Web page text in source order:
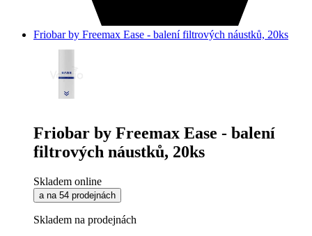
Friobar by Freemax Ease - balení filtrových náustků, 20ks
Friobar by Freemax Ease - balení
filtrových náustků, 20ks
Skladem online
a na 54 prodejnách
Skladem na prodejnách